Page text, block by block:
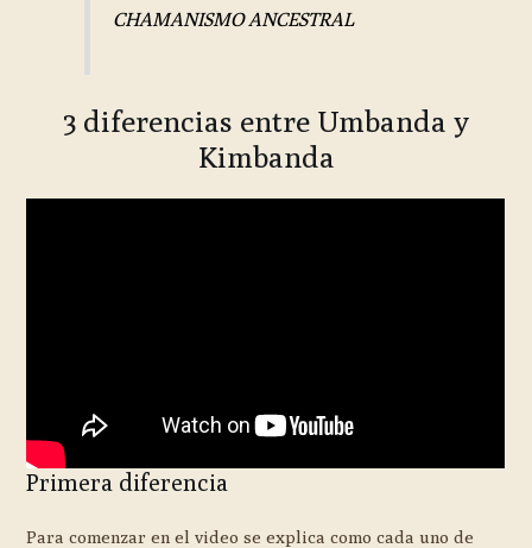
CHAMANISMO ANCESTRAL
3 diferencias entre Umbanda y
Kimbanda
Primera diferencia
Para comenzar en el video se explica como cada uno de